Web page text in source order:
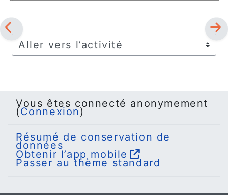
Aller vers l’activité
Vous êtes connecté anonymement
(Connexion)
Résumé de conservation de
données
Obtenir l’app mobile
Passer au thème standard